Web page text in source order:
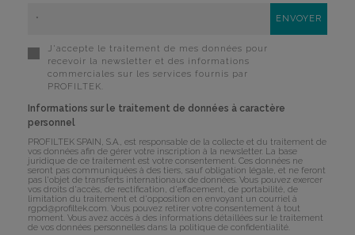
J'accepte le traitement de mes données pour
recevoir la newsletter et des informations
commerciales sur les services fournis par
PROFILTEK.
Informations sur le traitement de données à caractère
personnel
PROFILTEK SPAIN, S.A., est responsable de la collecte et du traitement de
vos données afin de gérer votre inscription à la newsletter. La base
juridique de ce traitement est votre consentement. Ces données ne
seront pas communiquées à des tiers, sauf obligation légale, et ne feront
pas l'objet de transferts internationaux de données. Vous pouvez exercer
vos droits d'accès, de rectification, d'effacement, de portabilité, de
limitation du traitement et d'opposition en envoyant un courriel à
rgpd@profiltek.com . Vous pouvez retirer votre consentement à tout
moment. Vous avez accès à des informations détaillées sur le traitement
de vos données personnelles dans la politique de confidentialité